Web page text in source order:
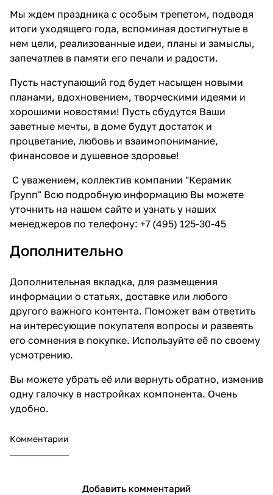
Мы ждем праздника с особым трепетом, подводя
итоги уходящего года, вспоминая достигнутые в
нем цели, реализованные идеи, планы и замыслы,
запечатлев в памяти его печали и радости.
Пусть наступающий год будет насыщен новыми
планами, вдохновением, творческими идеями и
хорошими новостями! Пусть сбудутся Ваши
заветные мечты, в доме будут достаток и
процветание, любовь и взаимопонимание,
финансовое и душевное здоровье!
С уважением, коллектив компании "Керамик
Групп" Всю подробную информацию Вы можете
уточнить на нашем сайте и узнать у наших
менеджеров по телефону: +7 (495) 125-30-45
Дополнительно
Дополнительная вкладка, для размещения
информации о статьях, доставке или любого
другого важного контента. Поможет вам ответить
на интересующие покупателя вопросы и развеять
его сомнения в покупке. Используйте её по своему
усмотрению.
Вы можете убрать её или вернуть обратно, изменив
одну галочку в настройках компонента. Очень
удобно.
Комментарии
Добавить комментарий